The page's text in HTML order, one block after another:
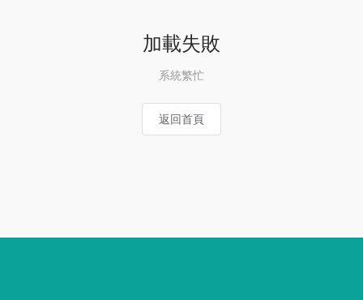
加載失敗
系統繁忙
返回首頁